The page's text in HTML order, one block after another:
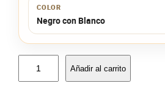
COLOR
Negro con Blanco
Añadir al carrito